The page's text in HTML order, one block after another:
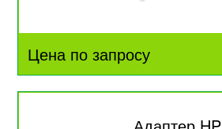
Цена по запросу